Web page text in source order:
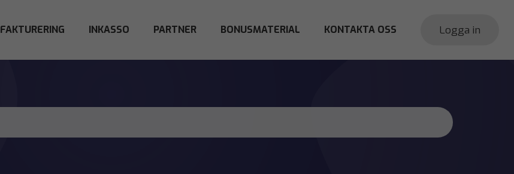
FAKTURERING INKASSO PARTNER BONUSMATERIAL KONTAKTA OSS Logga in